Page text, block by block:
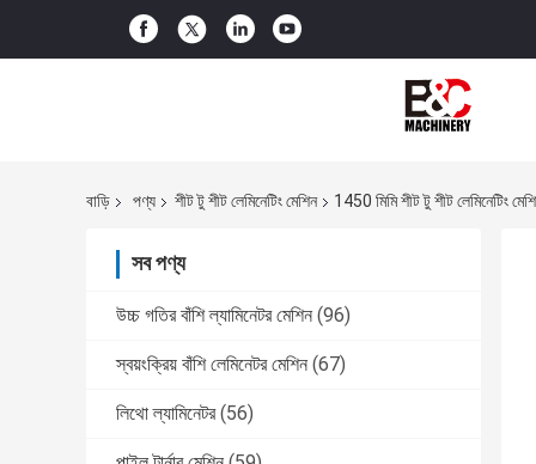
বাড়ি পণ্য শীট টু শীট লেমিনেটিং মেশিন 1450 মিমি শীট টু শীট লেমিনেটিং
সব পণ্য
উচ্চ গতির বাঁশি ল্যামিনেটর মেশিন (96)
স্বয়ংক্রিয় বাঁশি লেমিনেটর মেশিন (67)
লিথো ল্যামিনেটর (56)